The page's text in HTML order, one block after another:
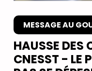
MESSAGE AU
HAUSSE DES
CNESST - LE